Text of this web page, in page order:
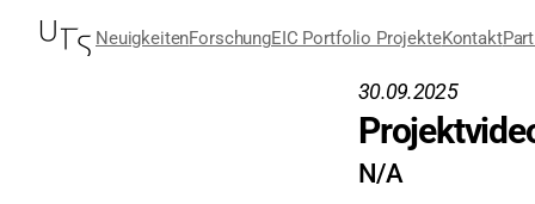
NeuigkeitenForschungEIC Portfolio ProjekteKontakt
30.09.2025
N/A